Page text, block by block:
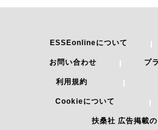
ESSEonlineについて
お問い合わせ プ
利用規約
Cookieについて
扶桑社 広告掲載